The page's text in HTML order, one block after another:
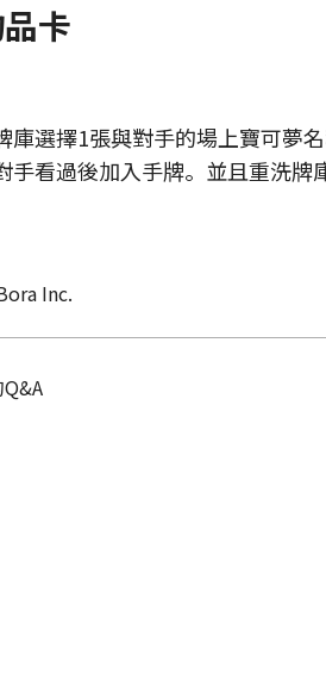
卡
庫選擇1張與對手的場上寶可夢
手看過後加入手牌。並且重洗牌
Inc.